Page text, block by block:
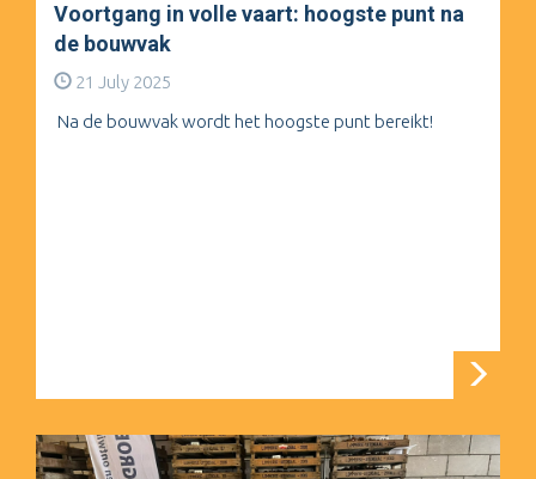
Voortgang in volle vaart: hoogste punt na
de bouwvak
21 July 2025
Na de bouwvak wordt het hoogste punt bereikt!